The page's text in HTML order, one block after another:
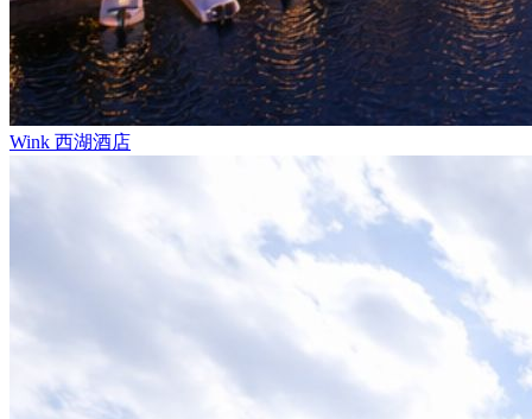
Wink 西湖酒店